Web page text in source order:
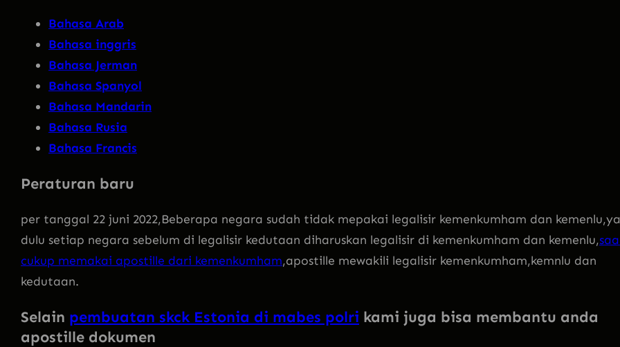
Bahasa Arab
Bahasa inggris
Bahasa Jerman
Bahasa Spanyol
Bahasa Mandarin
Bahasa Rusia
Bahasa Francis
Peraturan baru
per tanggal 22 juni 2022,Beberapa negara sudah tidak mepakai legalisir kemenkumham dan
dulu setiap negara sebelum di legalisir kedutaan diharuskan legalisir di kemenkumham dan kemenlu,
cukup memakai apostille dari kemenkumham,apostille mewakili legalisir kemenkumham,kemnlu dan
kedutaan.
Selain pembuatan skck Estonia di mabes polri kami juga bisa membantu anda
apostille dokumen